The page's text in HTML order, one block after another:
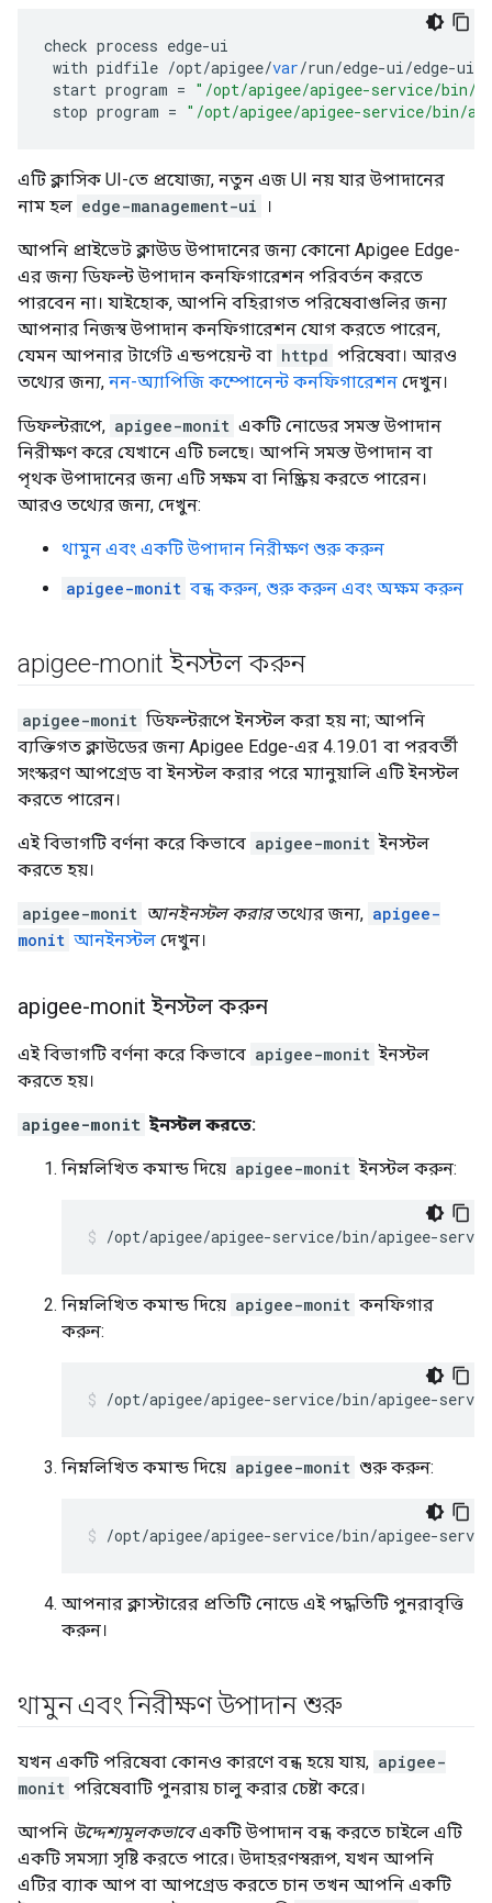
check process edge-ui
with pidfile /opt/apigee/var/run/edge-ui/edge-ui
start program = "/opt/apigee/apigee-service/bin/
stop program = "/opt/apigee/apigee-service/bin/
এটি ক্লাসিক UI-তে প্রযোজ্য, নতুন এজ UI নয় যার উপাদানের
নাম হল edge-management-ui ।
আপনি প্রাইভেট ক্লাউড উপাদানের জন্য কোনো Apigee Edge-
এর জন্য ডিফল্ট উপাদান কনফিগারেশন পরিবর্তন করতে
পারবেন না। যাইহোক, আপনি বহিরাগত পরিষেবাগুলির জন্য
আপনার নিজস্ব উপাদান কনফিগারেশন যোগ করতে পারেন,
যেমন আপনার টার্গেট এন্ডপয়েন্ট বা httpd পরিষেবা। আরও
তথ্যের জন্য, নন-অ্যাপিজি কম্পোনেন্ট কনফিগারেশন দেখুন।
ডিফল্টরূপে, apigee-monit একটি নোডের সমস্ত উপাদান
নিরীক্ষণ করে যেখানে এটি চলছে। আপনি সমস্ত উপাদান বা
পৃথক উপাদানের জন্য এটি সক্ষম বা নিষ্ক্রিয় করতে পারেন।
আরও তথ্যের জন্য, দেখুন:
থামুন এবং একটি উপাদান নিরীক্ষণ শুরু করুন
apigee-monit বন্ধ করুন, শুরু করুন এবং অক্ষম করুন
apigee-monit ইনস্টল করুন
apigee-monit ডিফল্টরূপে ইনস্টল করা হয় না; আপনি
ব্যক্তিগত ক্লাউডের জন্য Apigee Edge-এর 4.19.01 বা পরবর্তী
সংস্করণ আপগ্রেড বা ইনস্টল করার পরে ম্যানুয়ালি এটি ইনস্টল
করতে পারেন।
এই বিভাগটি বর্ণনা করে কিভাবে apigee-monit ইনস্টল
করতে হয়।
apigee-monit আনইনস্টল করারতথ্যের জন্য, apigee-
monit আনইনস্টল দেখুন।
apigee-monit ইনস্টল করুন
এই বিভাগটি বর্ণনা করে কিভাবে apigee-monit ইনস্টল
করতে হয়।
apigee-monit ইনস্টল করতে:
নিম্নলিখিত কমান্ড দিয়ে apigee-monit ইনস্টল করুন:
/opt/apigee/apigee-service/bin/apigee-
নিম্নলিখিত কমান্ড দিয়ে apigee-monit কনফিগার
করুন:
/opt/apigee/apigee-service/bin/apigee-
নিম্নলিখিত কমান্ড দিয়ে apigee-monit শুরু করুন:
/opt/apigee/apigee-service/bin/apigee-
আপনার ক্লাস্টারের প্রতিটি নোডে এই পদ্ধতিটি পুনরাবৃত্তি
করুন।
থামুন এবং নিরীক্ষণ উপাদান শুরু
যখন একটি পরিষেবা কোনও কারণে বন্ধ হয়ে যায়, apigee-
monit পরিষেবাটি পুনরায় চালু করার চেষ্টা করে।
আপনি উদ্দেশ্যমূলকভাবেএকটি উপাদান বন্ধ করতে চাইলে এটি
একটি সমস্যা সৃষ্টি করতে পারে। উদাহরণস্বরূপ, যখন আপনি
এটির ব্যাক আপ বা আপগ্রেড করতে চান তখন আপনি একটি